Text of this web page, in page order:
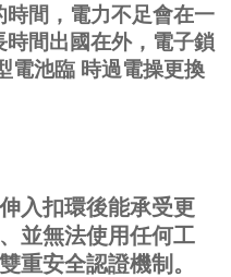
間，電力不足會在一
間出國在外，電子鎖
電池臨 時過電操更換
入扣環後能承受更
並無法使用任何工
重安全認證機制。